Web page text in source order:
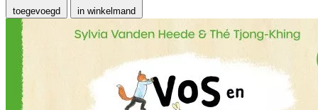
toegevoegd in winkelmand